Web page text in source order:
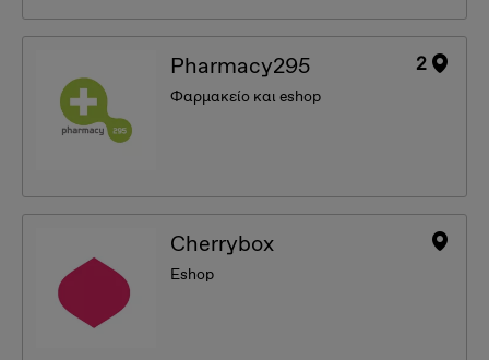
2
Pharmacy295
Φαρμακείο και eshop
Cherrybox
Eshop